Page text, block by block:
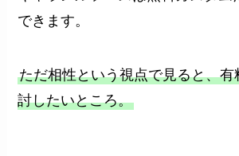
できます。
ただ相性という視点で見ると、
討したいところ。